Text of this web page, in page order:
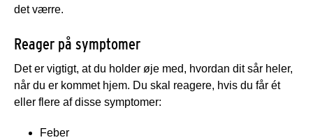
det værre.
Reager på symptomer
Det er vigtigt, at du holder øje med, hvordan dit sår heler,
når du er kommet hjem. Du skal reagere, hvis du får ét
eller flere af disse symptomer:
Feber